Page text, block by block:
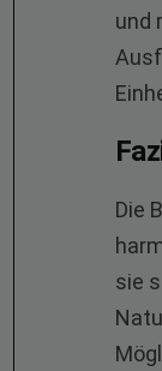
und
Die
sie